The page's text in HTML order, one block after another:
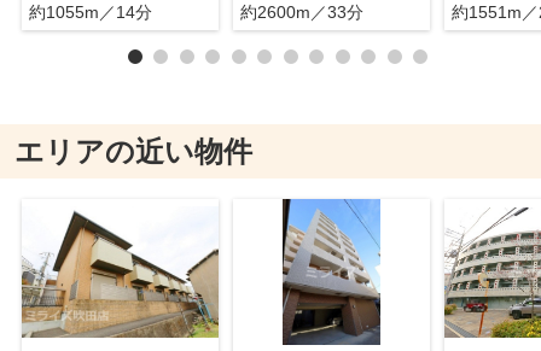
約1055m／14分
約2600m／33分
約1551m
エリアの近い物件